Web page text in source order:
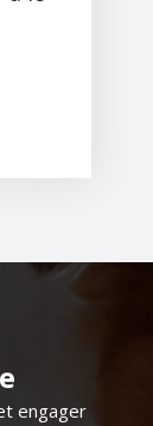
engager